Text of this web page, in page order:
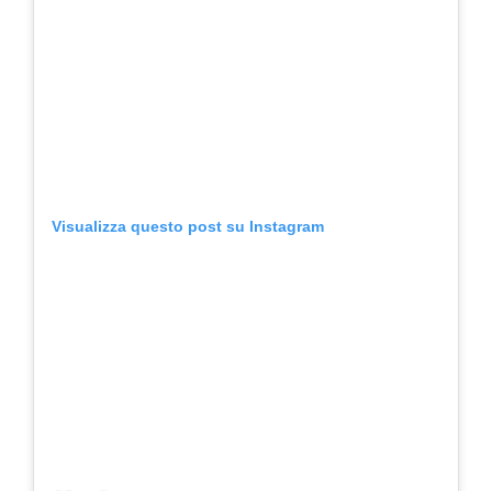
Visualizza questo post su Instagram